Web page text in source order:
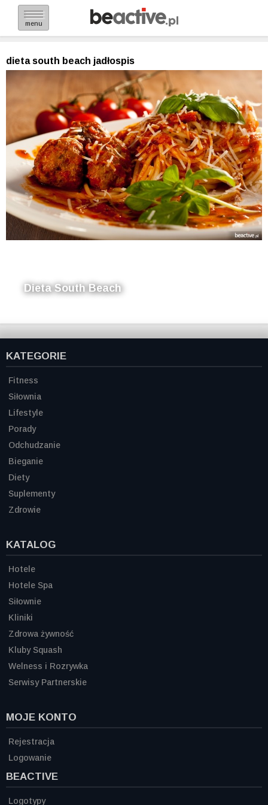
menu
dieta south beach jadłospis
Dieta South Beach
KATEGORIE
Fitness
Siłownia
Lifestyle
Porady
Odchudzanie
Bieganie
Diety
Suplementy
Zdrowie
KATALOG
Hotele
Hotele Spa
Siłownie
Kliniki
Zdrowa żywność
Kluby Squash
Welness i Rozrywka
Serwisy Partnerskie
MOJE KONTO
Rejestracja
Logowanie
BEACTIVE
Logotypy